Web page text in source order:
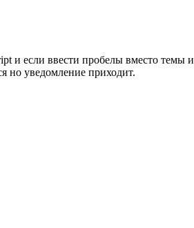
и если ввести пробелы вместо темы и
но уведомление приходит.